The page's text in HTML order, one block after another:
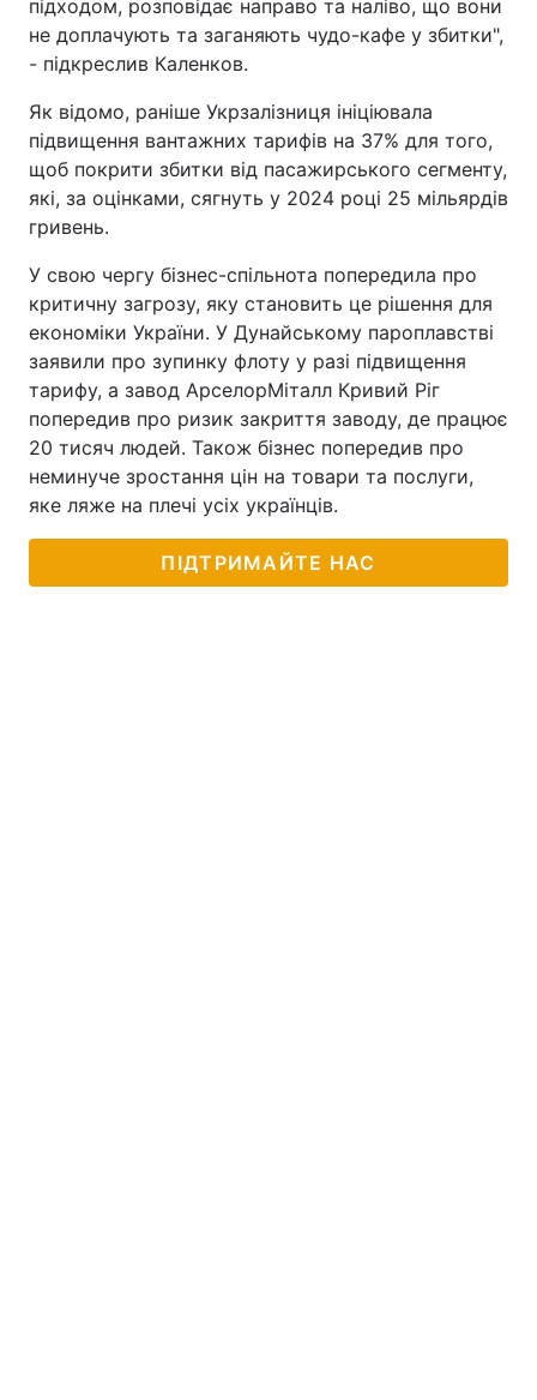
підходом, розповідає направо та наліво, що вони
не доплачують та заганяють чудо-кафе у збитки",
- підкреслив Каленков.
Як відомо, раніше Укрзалізниця ініціювала
підвищення вантажних тарифів на 37% для того,
щоб покрити збитки від пасажирського сегменту,
які, за оцінками, сягнуть у 2024 році 25 мільярдів
гривень.
У свою чергу бізнес-спільнота попередила про
критичну загрозу, яку становить це рішення для
економіки України. У Дунайському пароплавстві
заявили про зупинку флоту у разі підвищення
тарифу, а завод АрселорМіталл Кривий Ріг
попередив про ризик закриття заводу, де працює
20 тисяч людей. Також бізнес попередив про
неминуче зростання цін на товари та послуги,
яке ляже на плечі усіх українців.
ПІДТРИМАЙТЕ НАС